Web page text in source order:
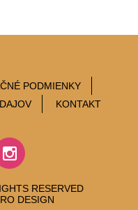
PODMIENKY
KONTAKT
RESERVED
DESIGN